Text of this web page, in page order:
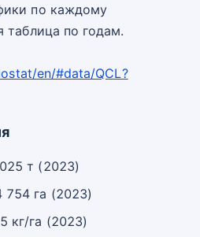
по каждому
таблица по годам.
en/#data/QCL?
т (2023)
га (2023)
кг/га (2023)